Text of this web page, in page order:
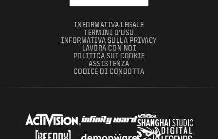
INFORMATIVA LEGALE
TERMINI D'USO
INFORMATIVA SULLA PRIVACY
LAVORA CON NOI
POLITICA SUI COOKIE
ASSISTENZA
CODICE DI CONDOTTA